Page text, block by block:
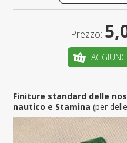
Prezzo:
Finiture standard delle
nautico e Stamina(per